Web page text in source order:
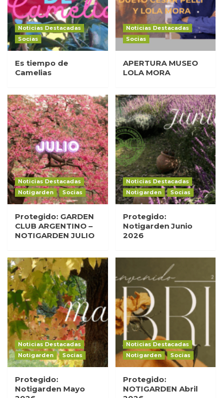
Noticias Destacadas
Socias
Es tiempo de
Camelias
Noticias Destacadas
Socias
APERTURA MUSEO
LOLA MORA
Noticias Destacadas
Notigarden
Socias
Protegido: GARDEN
CLUB ARGENTINO –
NOTIGARDEN JULIO
Noticias Destacadas
Notigarden
Socias
Protegido:
Notigarden Junio
2026
Noticias Destacadas
Notigarden
Socias
Protegido:
Notigarden Mayo
Noticias Destacadas
Notigarden
Socias
Protegido:
NOTIGARDEN Abril